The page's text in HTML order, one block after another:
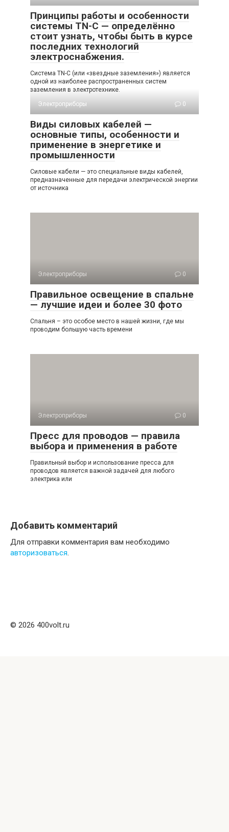
Принципы работы и особенности
системы TN-C — определённо
стоит узнать, чтобы быть в курсе
последних технологий
электроснабжения.
Система TN-C (или «звездные заземления») является
одной из наиболее распространенных систем
заземления в электротехнике.
Электроприборы
0
Виды силовых кабелей —
основные типы, особенности и
применение в энергетике и
промышленности
Силовые кабели — это специальные виды кабелей,
предназначенные для передачи электрической энергии
от источника
Электроприборы 0
Правильное освещение в спальне
— лучшие идеи и более 30 фото
Спальня – это особое место в нашей жизни, где мы
проводим большую часть времени
Электроприборы 0
Пресс для проводов — правила
выбора и применения в работе
Правильный выбор и использование пресса для
проводов является важной задачей для любого
электрика или
Добавить комментарий
Для отправки комментария вам необходимо
авторизоваться.
© 2026 400volt.ru